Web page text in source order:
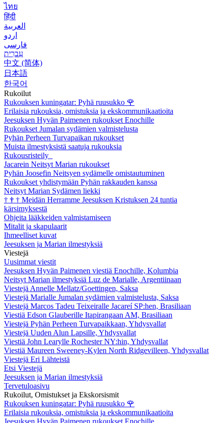
ไทย
हिंदी
العربية
اردو
فارسی
עִברִית
中文 (简体)
日本語
한국어
Rukoilut
Rukouksen kuningatar: Pyhä ruusukko 🌹
Erilaisia rukouksia, omistuksia ja ekskommunikaatioita
Jeesuksen Hyvän Paimenen rukoukset Enochille
Rukoukset Jumalan sydämien valmistelusta
Pyhän Perheen Turvapaikan rukoukset
Muista ilmestyksistä saatuja rukouksia
Rukousristeily
Jacarein Neitsyt Marian rukoukset
Pyhän Joosefin Neitsyen sydämelle omistautuminen
Rukoukset yhdistymään Pyhän rakkauden kanssa
Neitsyt Marian Sydämen liekki
† † † Meidän Herramme Jeesuksen Kristuksen 24 tuntia
kärsimyksestä
Ohjeita lääkkeiden valmistamiseen
Mitalit ja skapulaarit
Ihmeelliset kuvat
Jeesuksen ja Marian ilmestyksiä
Viestejä
Uusimmat viestit
Jeesuksen Hyvän Paimenen viestiä Enochille, Kolumbia
Neitsyt Marian ilmestyksiä Luz de Marialle, Argentiinaan
Viestejä Annelle Mellatz/Goettingen, Saksa
Viestejä Marialle Jumalan sydämien valmistelusta, Saksa
Viestejä Marcos Tadeu Teixeiralle Jacareí SP:hen, Brasiliaan
Viestiä Edson Glauberille Itapirangaan AM, Brasiliaan
Viestejä Pyhän Perheen Turvapaikkaan, Yhdysvallat
Viestejä Uuden Alun Lapsille, Yhdysvallat
Viestiä John Learylle Rochester NY:hin, Yhdysvallat
Viestiä Maureen Sweeney-Kylen North Ridgevilleen, Yhdysvallat
Viestejä Eri Lähteistä
Etsi Viestejä
Jeesuksen ja Marian ilmestyksiä
Tervetuloasivu
Rukoilut, Omistukset ja Ekskorsismit
Rukouksen kuningatar: Pyhä ruusukko 🌹
Erilaisia rukouksia, omistuksia ja ekskommunikaatioita
Jeesuksen Hyvän Paimenen rukoukset Enochille